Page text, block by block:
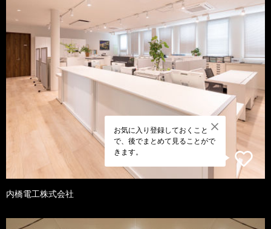
お気に入り登録しておくこと
で、後でまとめて見ることがで
きます。
内橋電工株式会社